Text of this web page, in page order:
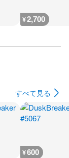
¥2,700
すべて見る
¥600